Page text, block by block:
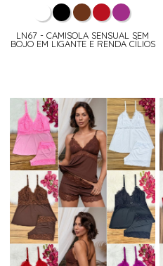
LN67 - CAMISOLA SENSUAL SEM
BOJO EM LIGANTE E RENDA CÍLIOS